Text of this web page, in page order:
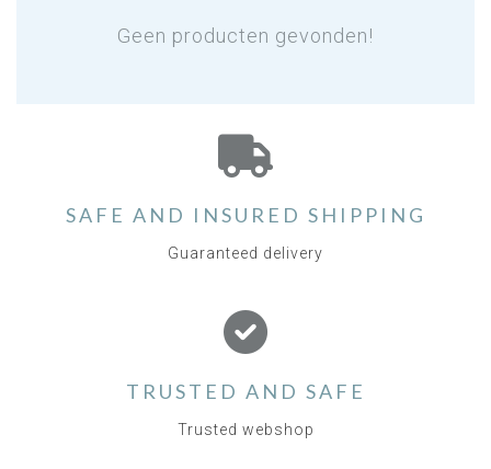
Geen producten gevonden!
SAFE AND INSURED SHIPPING
Guaranteed delivery
TRUSTED AND SAFE
Trusted webshop